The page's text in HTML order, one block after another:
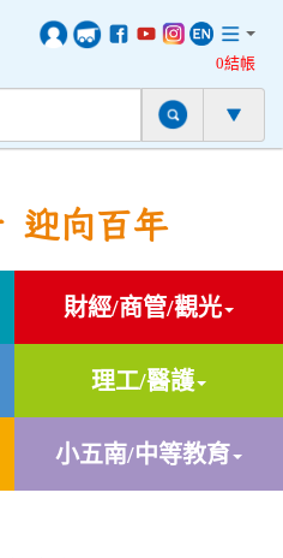
0結帳
迎向百年
財經/商管/觀光
理工/醫護
小五南/中等教育